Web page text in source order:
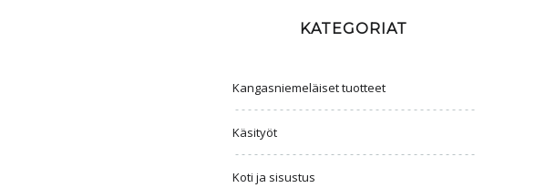
KATEGORIAT
Kangasniemeläiset tuotteet
Käsityöt
Koti ja sisustus